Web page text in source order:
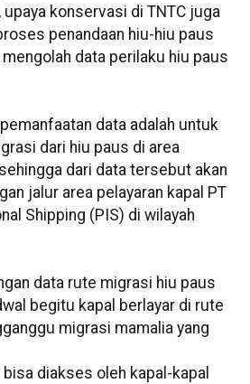
konservasi di TNTC juga
penandaan hiu-hiu paus
data perilaku hiu paus
data adalah untuk
dari hiu paus di area
dari data tersebut akan
jalur area pelayaran kapal PT
Shipping (PIS) di wilayah
data rute migrasi hiu paus
begitu kapal berlayar di rute
migrasi mamalia yang
bisa diakses oleh kapal-kapal